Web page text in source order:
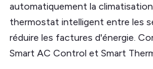
automatiquement la
thermostat intelligent entre les
réduire les factures d'énergie.
Smart AC Control et Smart